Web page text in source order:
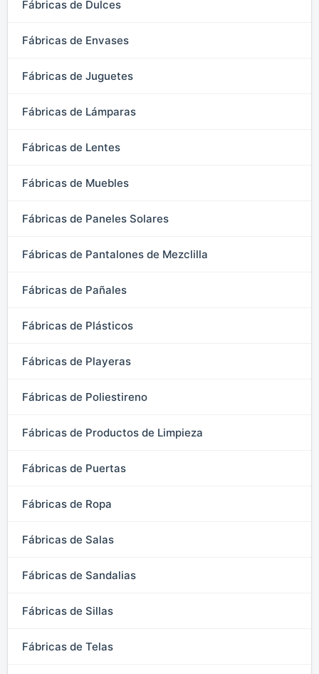
Fábricas de Dulces
Fábricas de Envases
Fábricas de Juguetes
Fábricas de Lámparas
Fábricas de Lentes
Fábricas de Muebles
Fábricas de Paneles Solares
Fábricas de Pantalones de Mezclilla
Fábricas de Pañales
Fábricas de Plásticos
Fábricas de Playeras
Fábricas de Poliestireno
Fábricas de Productos de Limpieza
Fábricas de Puertas
Fábricas de Ropa
Fábricas de Salas
Fábricas de Sandalias
Fábricas de Sillas
Fábricas de Telas